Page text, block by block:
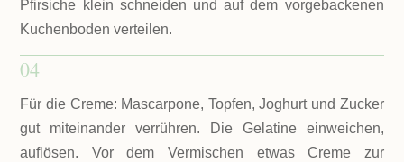
Pfirsiche klein schneiden und auf dem vorgebackenen
Kuchenboden verteilen.
04
Für die Creme: Mascarpone, Topfen, Joghurt und Zucker
gut miteinander verrühren. Die Gelatine einweichen,
auflösen. Vor dem Vermischen etwas Creme zur